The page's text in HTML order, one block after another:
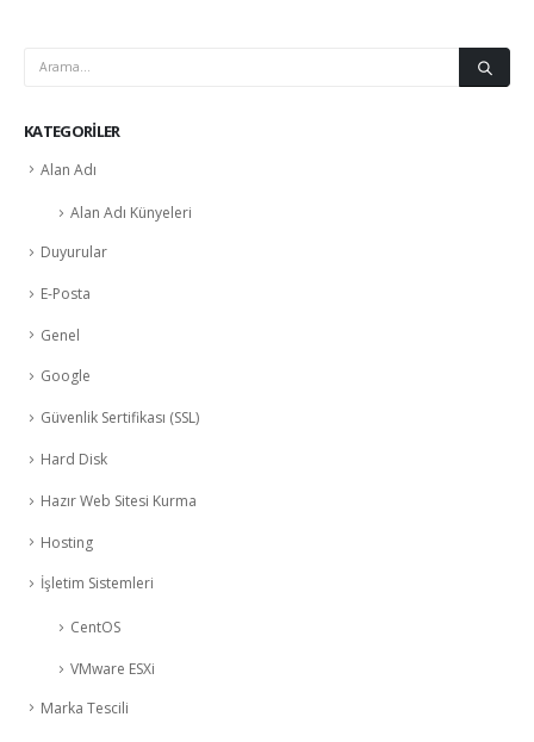
KATEGORILER
Alan Adı
Alan Adı Künyeleri
Duyurular
E-Posta
Genel
Google
Güvenlik Sertifikası (SSL)
Hard Disk
Hazır Web Sitesi Kurma
Hosting
İşletim Sistemleri
CentOS
VMware ESXi
Marka Tescili